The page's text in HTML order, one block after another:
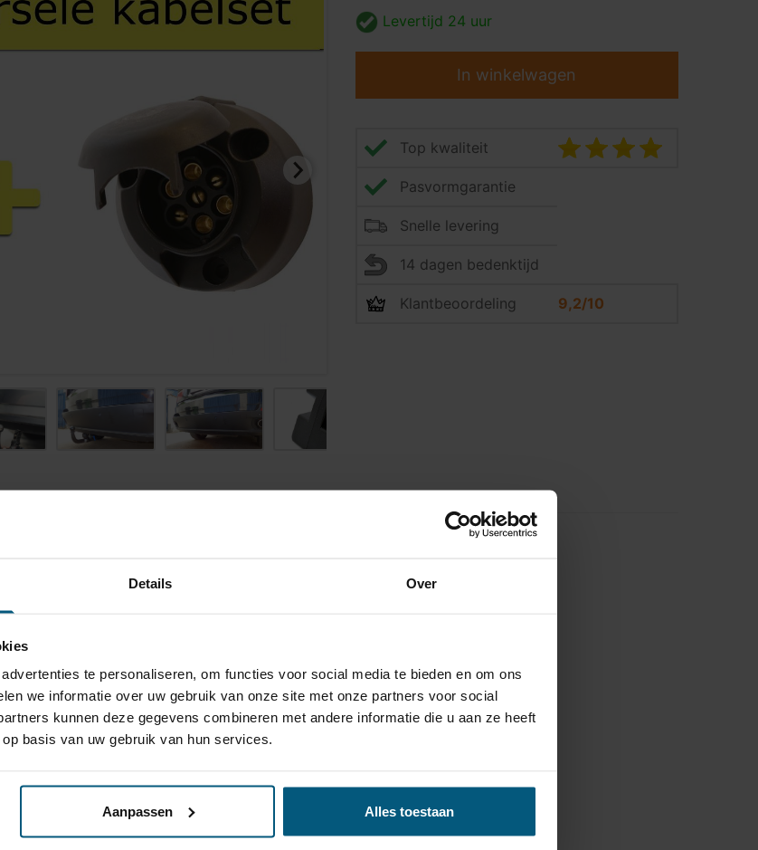
Details Over
te personaliseren, om functies voor social media te bieden en om ons
we informatie over uw gebruik van onze site met onze partners voor social
kunnen deze gegevens combineren met andere informatie die u aan ze heeft
basis van uw gebruik van hun services.
Aanpassen Alles toestaan
Levertijd 24 uur
In winkelwagen
Top kwaliteit
Pasvormgarantie
Snelle levering
14 dagen bedenktijd
Klantbeoordeling 9,2/10
uit het zicht onttrokken.